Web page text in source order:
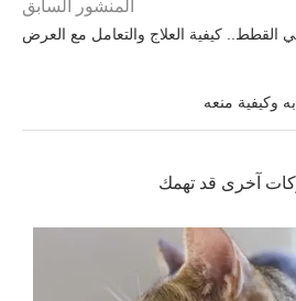
المنشور السابق
كيفية العلاج والتعامل مع العرض
وكيفية منعه
آخرى قد تهمك